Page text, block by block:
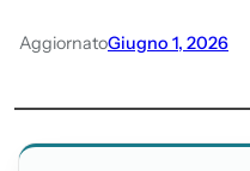
AggiornatoGiugno 1, 2026